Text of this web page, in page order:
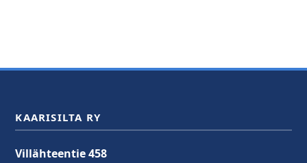
KAARISILTA RY
Villähteentie 458